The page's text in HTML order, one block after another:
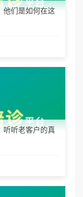
他们是如何在这
听听老客户的真